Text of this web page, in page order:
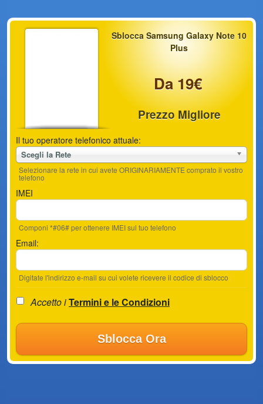
Sblocca Samsung Galaxy Note 10
Plus
Da 19€
Prezzo Migliore
Il tuo operatore telefonico attuale:
Scegli la Rete
Selezionare la rete in cui avete ORIGINARIAMENTE comprato il vostro
telefono
IMEI
Componi *#06# per ottenere IMEI sul tuo telefono
Email:
Digitate l'indirizzo e-mail su cui volete ricevere il codice di sblocco
Accetto iTermini e le Condizioni
Sblocca Ora